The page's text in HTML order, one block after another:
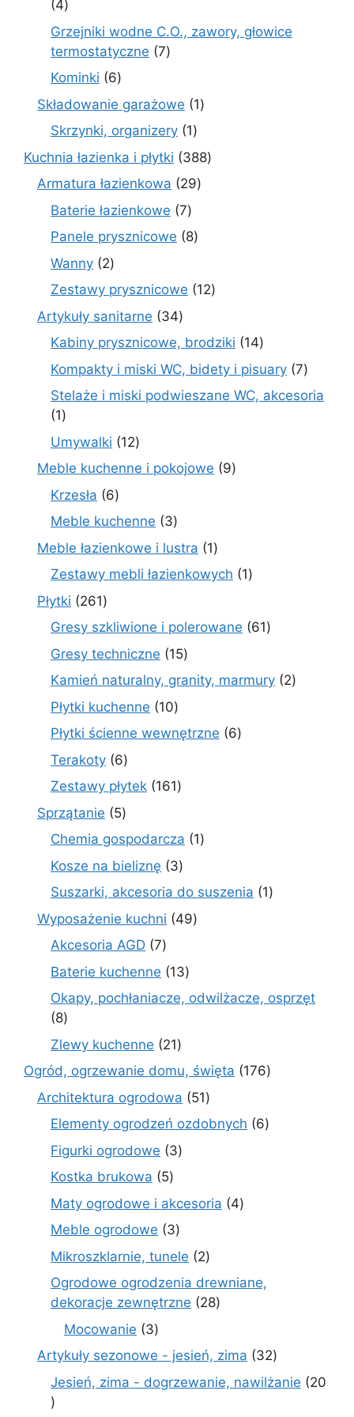
44
produkty
Grzejniki wodne C.O., zawory, głowice
termostatyczne 77
Kominki 66
produktów
Składowanie garażowe 11
Skrzynki, organizery 11
produkt
Kuchnia łazienka i płytki 388388
Armatura łazienkowa 2929
Baterie łazienkowe 77
produktów
Panele prysznicowe 88
Wanny 22
produkty
Zestawy prysznicowe 1212
Artykuły sanitarne 3434
produkty
Kabiny prysznicowe, brodziki 1414
produktów
Kompakty i miski WC, bidety i pisuary 77
Stelaże i miski podwieszane WC, akcesoria
11
produkt
Umywalki 1212
produktów
Meble kuchenne i pokojowe 99
Krzesła 66
produktów
Meble kuchenne 33
produkty
Meble łazienkowe i lustra 11
produkt
Zestawy mebli łazienkowych 11
Płytki 261261
produktów
Gresy szkliwione i polerowane 6161
Gresy techniczne 1515
produktów
Kamień naturalny, granity, marmury 22
Płytki kuchenne 1010
produktów
Płytki ścienne wewnętrzne 66
Terakoty 66
produktów
Zestawy płytek 161161
Sprzątanie 55
produktów
Chemia gospodarcza 11
Kosze na bieliznę 33
produkty
Suszarki, akcesoria do suszenia 11
Wyposażenie kuchni 4949
Akcesoria AGD 77
produktów
Baterie kuchenne 1313
produktów
Okapy, pochłaniacze, odwilżacze, osprzęt
88
produktów
Zlewy kuchenne 2121
produktów
Ogród, ogrzewanie domu, święta 176176
Architektura ogrodowa 5151
produktów
Elementy ogrodzeń ozdobnych 66
Figurki ogrodowe 33
Kostka brukowa 55
produktów
Maty ogrodowe i akcesoria 44
Meble ogrodowe 33
produkty
Mikroszklarnie, tunele 22
produkty
Ogrodowe ogrodzenia drewniane,
dekoracje zewnętrzne
2828
Mocowanie 33
produkty
Artykuły sezonowe - jesień, zima 3232
produkty
Jesień, zima - dogrzewanie, nawilżanie
20
20